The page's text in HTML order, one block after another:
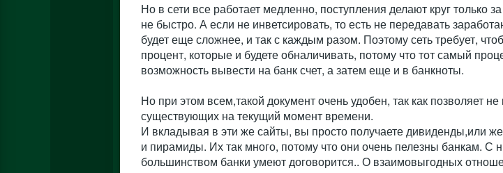
Но в сети все работает медленно, поступления делают круг только
не быстро. А если не инветсировать, то есть не передавать
будет еще сложнее, и так с каждым разом. Поэтому сеть требует,
процент, которые и будете обналичивать, потому что тот самый
возможность вывести на банк счет, а затем еще и в банкноты.
Но при этом всем,такой документ очень удобен, так как позволяет
существующих на текущий момент времени.
И вкладывая в эти же сайты, вы просто получаете дивиденды,или
и пирамиды. Их так много, потому что они очень пелезны банкам.
большинством банки умеют договорится.. О взаимовыгодных